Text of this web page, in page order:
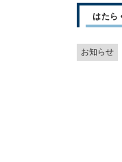
はたら
お知らせ